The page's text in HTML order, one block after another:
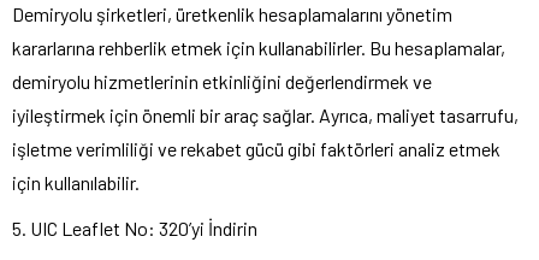
Demiryolu şirketleri, üretkenlik hesaplamalarını yönetim
kararlarına rehberlik etmek için kullanabilirler. Bu hesaplamalar,
demiryolu hizmetlerinin etkinliğini değerlendirmek ve
iyileştirmek için önemli bir araç sağlar. Ayrıca, maliyet tasarrufu,
işletme verimliliği ve rekabet gücü gibi faktörleri analiz etmek
için kullanılabilir.
5. UIC Leaflet No: 320’yi İndirin